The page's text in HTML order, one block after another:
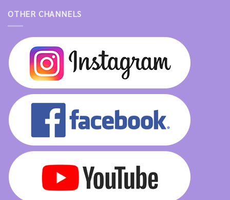
OTHER CHANNELS